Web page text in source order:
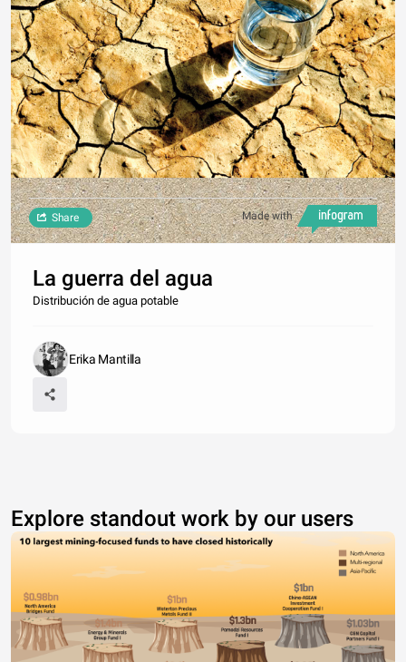
Made with
Share
La guerra del agua
Distribución de agua potable
Erika Mantilla
Explore standout work by our users